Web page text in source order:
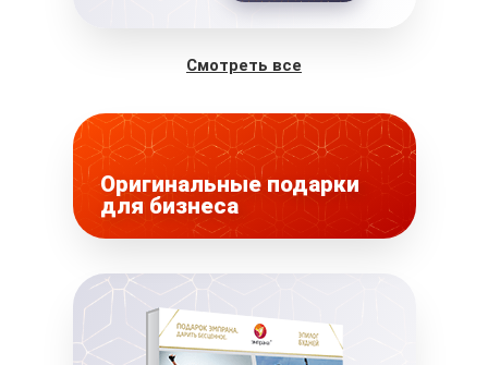
Смотреть все
Оригинальные подарки
для бизнеса